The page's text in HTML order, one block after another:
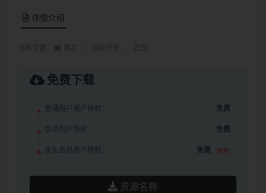
详情介绍
免费下载
普通用户用户特权： 免费
会员用户特权： 免费
永久会员用户特权： 免费 推荐
资源名称